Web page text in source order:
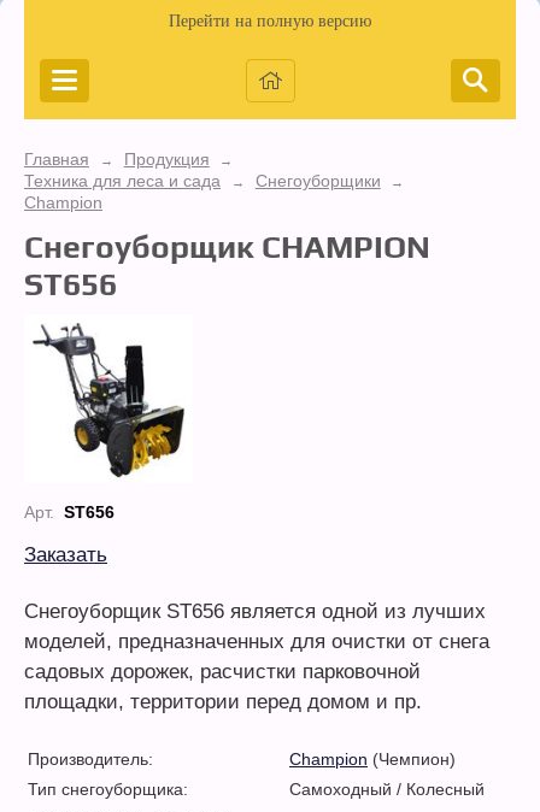
Перейти на полную версию
Главная → Продукция →
Техника для леса и сада → Снегоуборщики →
Champion
Снегоуборщик CHAMPION
ST656
Арт. ST656
Заказать
Снегоуборщик ST656 является одной из лучших
моделей, предназначенных для очистки от снега
садовых дорожек, расчистки парковочной
площадки, территории перед домом и пр.
Производитель: Champion (Чемпион)
Тип снегоуборщика:
Самоходный / Колесный